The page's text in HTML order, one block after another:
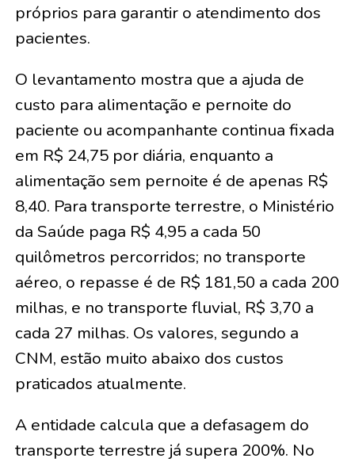
próprios para garantir o atendimento dos
pacientes.
O levantamento mostra que a ajuda de
custo para alimentação e pernoite do
paciente ou acompanhante continua fixada
em R$ 24,75 por diária, enquanto a
alimentação sem pernoite é de apenas R$
8,40. Para transporte terrestre, o Ministério
da Saúde paga R$ 4,95 a cada 50
quilômetros percorridos; no transporte
aéreo, o repasse é de R$ 181,50 a cada 200
milhas, e no transporte fluvial, R$ 3,70 a
cada 27 milhas. Os valores, segundo a
CNM, estão muito abaixo dos custos
praticados atualmente.
A entidade calcula que a defasagem do
transporte terrestre já supera 200%. No